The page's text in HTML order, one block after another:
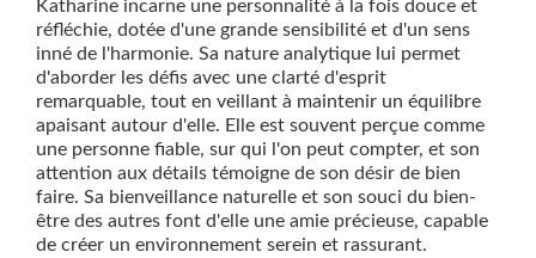
Katharine incarne une personnalité à la fois douce et
réfléchie, dotée d'une grande sensibilité et d'un sens
inné de l'harmonie. Sa nature analytique lui permet
d'aborder les défis avec une clarté d'esprit
remarquable, tout en veillant à maintenir un équilibre
apaisant autour d'elle. Elle est souvent perçue comme
une personne fiable, sur qui l'on peut compter, et son
attention aux détails témoigne de son désir de bien
faire. Sa bienveillance naturelle et son souci du bien-
être des autres font d'elle une amie précieuse, capable
de créer un environnement serein et rassurant.